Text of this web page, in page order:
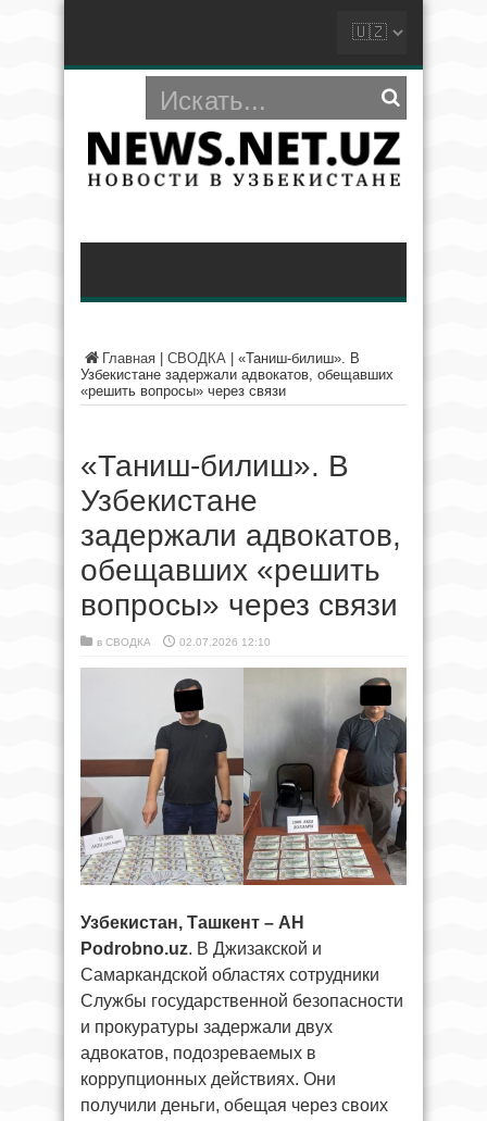
Главная СВОДКА
«Таниш-билиш». В
Узбекистане задержали адвокатов, обещавших
«решить вопросы» через связи
«Таниш-билиш». В
Узбекистане
задержали адвокатов,
обещавших «решить
вопросы» через связи
в СВОДКА 02.07.2026 12:10
Узбекистан, Ташкент – АН
Podrobno.uz. В Джизакской и
Самаркандской областях сотрудники
Службы государственной безопасности
и прокуратуры задержали двух
адвокатов, подозреваемых в
коррупционных действиях. Они
получили деньги, обещая через своих